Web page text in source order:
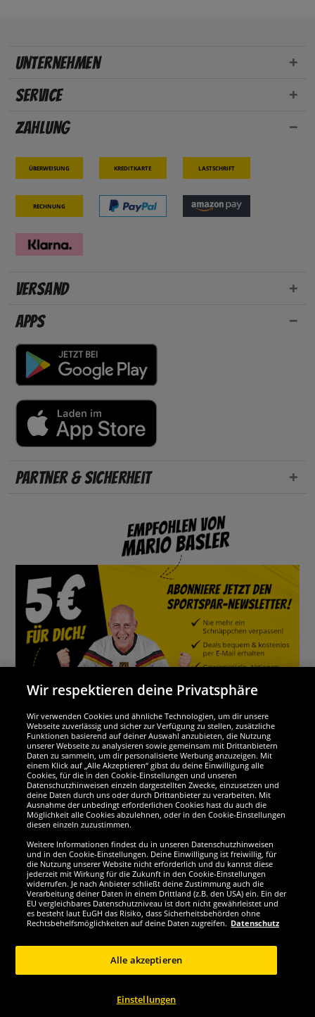
Unternehmen
Service
Zahlung
Überweisung Kreditkarte Lastschrift
Rechnung
Versand
Apps
Partner & Sicherheit
Wir sind ausgezeichnet
Werde SportSpar-Fan!
Copyright © 2024 Sportspar GmbH, Gustav-Adolf-Ring 7, 04838 Eilenburg DE -
*Alle Preise inkl. gesetzl. Mehrwertsteuer zzgl.
Wir respektieren deine Privatsphäre
Wir verwenden Cookies und ähnliche Technologien, um dir unsere
Webseite zuverlässig und sicher zur Verfügung zu stellen, zusätzliche
Funktionen basierend auf deiner Auswahl anzubieten, die Nutzung
unserer Webseite zu analysieren sowie gemeinsam mit Drittanbietern
Daten zu sammeln, um dir personalisierte Werbung anzuzeigen. Mit
einem Klick auf „Alle Akzeptieren“ gibst du deine Einwilligung alle
Cookies, für die in den Cookie-Einstellungen und unseren
Datenschutzhinweisen einzeln dargestellten Zwecke, einzusetzen und
deine Daten durch uns oder durch Drittanbieter zu verarbeiten. Mit
Ausnahme der unbedingt erforderlichen Cookies hast du auch die
Möglichkeit alle Cookies abzulehnen, oder in den Cookie-Einstellungen
diesen einzeln zuzustimmen.
Weitere Informationen findest du in unseren Datenschutzhinweisen
und in den Cookie-Einstellungen. Deine Einwilligung ist freiwillig, für
die Nutzung unserer Website nicht erforderlich und du kannst diese
jederzeit mit Wirkung für die Zukunft in den Cookie-Einstellungen
widerrufen. Je nach Anbieter schließt deine Zustimmung auch die
Verarbeitung deiner Daten in einem Drittland (z.B. den USA) ein. Ein der
EU vergleichbares Datenschutzniveau ist dort nicht gewährleistet und
es besteht laut EuGH das Risiko, dass Sicherheitsbehörden ohne
Rechtsbehelfsmöglichkeiten auf deine Daten zugreifen. Datenschutz
Einstellungen
Alle akzeptieren